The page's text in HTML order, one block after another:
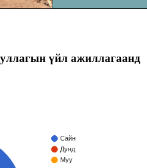
үйл ажиллагаанд
Сайн
Дунд
Муу